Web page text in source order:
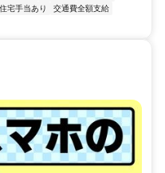
住宅手当あり
交通費全額支給